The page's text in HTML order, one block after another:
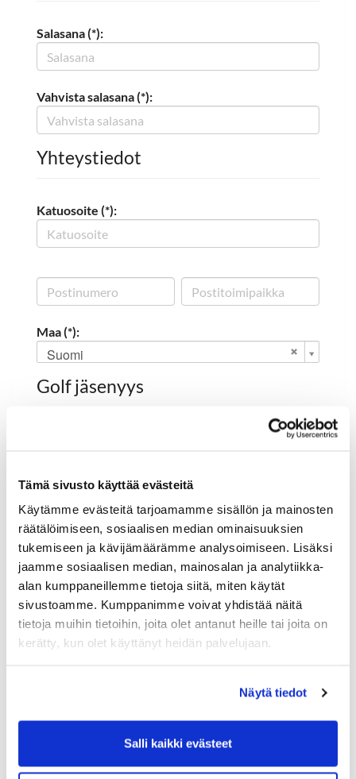
Tämä sivusto käyttää evästeitä
Käytämme evästeitä tarjoamamme sisällön ja mainosten
räätälöimiseen, sosiaalisen median ominaisuuksien
tukemiseen ja kävijämäärämme analysoimiseen. Lisäksi
jaamme sosiaalisen median, mainosalan ja analytiikka-
alan kumppaneillemme tietoja siitä, miten käytät
sivustoamme. Kumppanimme voivat yhdistää näitä
tietoja muihin tietoihin, joita olet antanut heille tai joita on
kerätty, kun olet käyttänyt heidän palvelujaan.
Näytä tiedot
Salli kaikki evästeet
Salasana (*):
Vahvista salasana (*):
Yhteystiedot
Katuosoite (*):
Maa (*):
Suomi
Golf jäsenyys
Jäsennumero:
Rekisteröidy
Haluan tilata Hartola Golf uutiskirjeen
Olen lukenut tietosuojaselosteen ja hyväksyn
henkilötietojeni käsittelyn (*)